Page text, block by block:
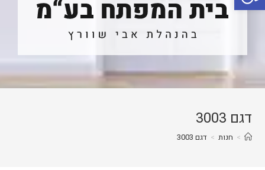
דגם 3003
> חנות > דגם 3003